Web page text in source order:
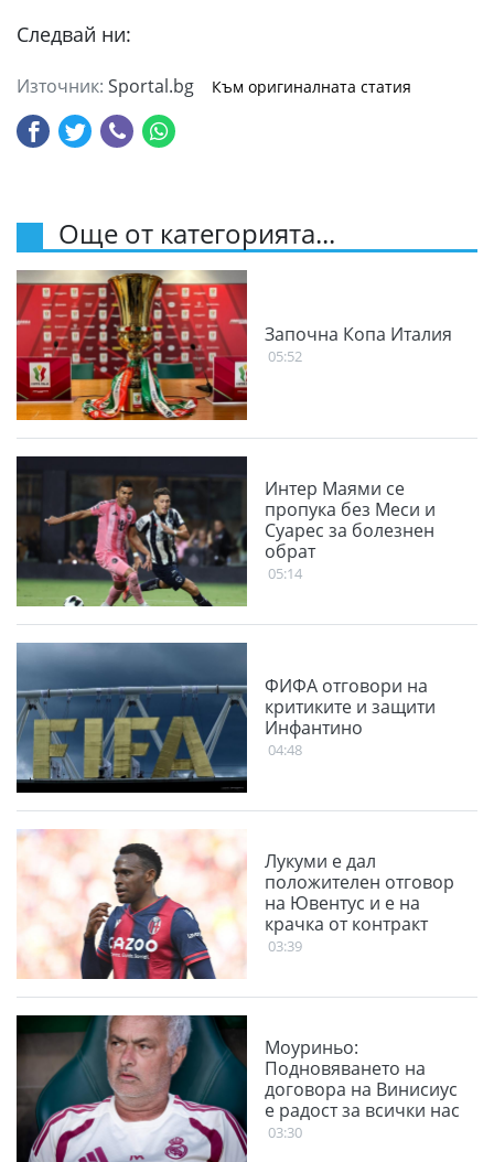
Следвай ни:
Източник: Sportal.bg Към оригиналната статия
Още от категорията...
Започна Копа Италия
05:52
Интер Маями се
пропука без Меси и
Суарес за болезнен
обрат
05:14
ФИФА отговори на
критиките и защити
Инфантино
04:48
Лукуми е дал
положителен отговор
на Ювентус и е на
крачка от контракт
03:39
Моуриньо:
Подновяването на
договора на Винисиус
е радост за всички нас
03:30